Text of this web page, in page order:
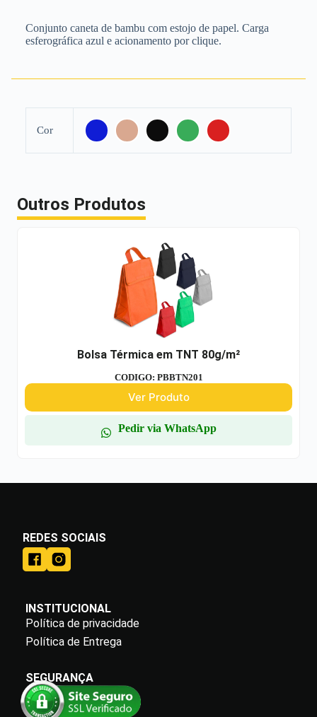
Conjunto caneta de bambu com estojo de papel. Carga
esferográfica azul e acionamento por clique.
Cor
Outros Produtos
Bolsa Térmica em TNT 80g/m²
CODIGO: PBBTN201
Ver Produto
Pedir via WhatsApp
REDES SOCIAIS
INSTITUCIONAL
Política de privacidade
Política de Entrega
SEGURANÇA